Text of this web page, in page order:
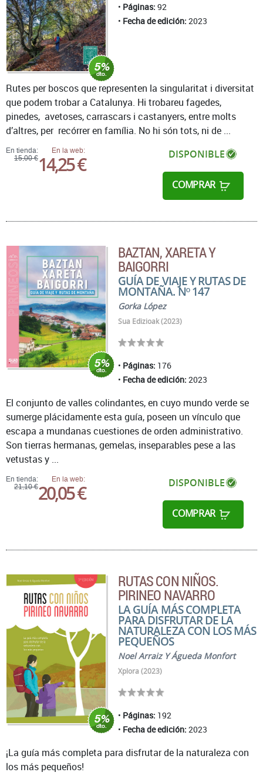
Páginas: 92
Fecha de edición: 2023
En tienda:
15,00 €
En la web:
14,25 € DISPONIBLE
COMPRAR
Rutes per boscos que representen la singularitat i diversitat
que podem trobar a Catalunya. Hi trobareu fagedes,
pinedes, avetoses, carrascars i castanyers, entre molts
d’altres, per recórrer en família. No hi són tots, ni de ...
BAZTAN, XARETA Y
BAIGORRI
GUÍA DE VIAJE Y RUTAS DE
MONTAÑA. Nº 147
Gorka López
Sua Edizioak (2023)
Páginas: 176
Fecha de edición: 2023
En tienda:
21,10 €
En la web:
20,05 € DISPONIBLE
COMPRAR
El conjunto de valles colindantes, en cuyo mundo verde se
sumerge plácidamente esta guía, poseen un vínculo que
escapa a mundanas cuestiones de orden administrativo.
Son tierras hermanas, gemelas, inseparables pese a las
vetustas y ...
RUTAS CON NIÑOS.
PIRINEO NAVARRO
LA GUÍA MÁS COMPLETA
PARA DISFRUTAR DE LA
NATURALEZA CON LOS MÁS
PEQUEÑOS
Noel Arraiz Y Águeda Monfort
Xplora (2023)
Páginas: 192
Fecha de edición: 2023
¡La guía más completa para disfrutar de la naturaleza con
los más pequeños!